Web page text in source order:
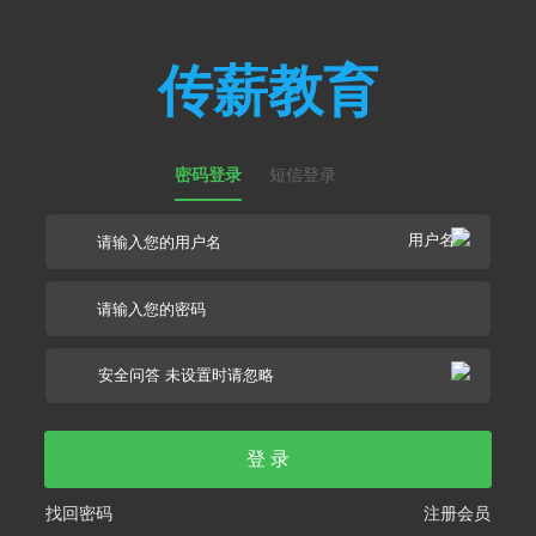
传薪教育
密码登录 短信登录
登 录
注册会员
找回密码